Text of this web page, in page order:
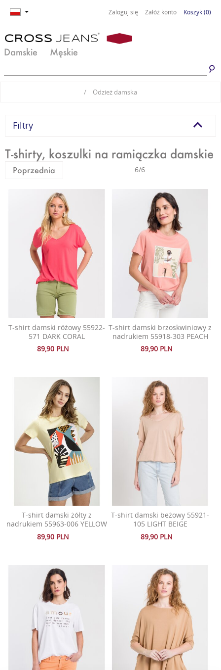
Zaloguj się Załóż konto Koszyk(0)
Damskie Męskie
Jeansy damskie
Odzież damska
Basic damski
Jeansy męskie
Odzież męska
Basic męski
/ Odzież damska
Filtry
T-shirty, koszulki na ramiączka damskie
Poprzednia 6/6
T-shirt damski różowy 55922-
571 DARK CORAL
89,90 PLN
T-shirt damski brzoskwiniowy z
nadrukiem 55918-303 PEACH
89,90 PLN
T-shirt damski żółty z
nadrukiem 55963-006 YELLOW
89,90 PLN
T-shirt damski beżowy 55921-
105 LIGHT BEIGE
89,90 PLN